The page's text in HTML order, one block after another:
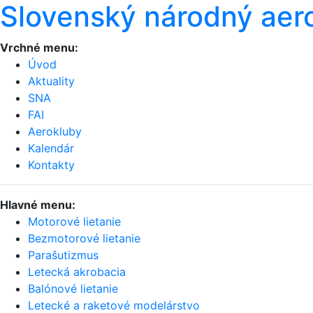
Slovenský národný
Vrchné menu:
Úvod
Aktuality
SNA
FAI
Aerokluby
Kalendár
Kontakty
Hlavné menu:
Motorové lietanie
Bezmotorové lietanie
Parašutizmus
Letecká akrobacia
Balónové lietanie
Letecké a raketové modelárstvo